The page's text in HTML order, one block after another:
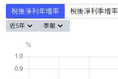
稅後淨利年增率 稅後淨利季增率
近5年 季報